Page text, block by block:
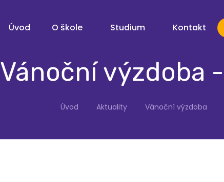
Úvod O škole Studium Kontakt
Vánoční výzdoba
Úvod Aktuality Vánoční výzdoba